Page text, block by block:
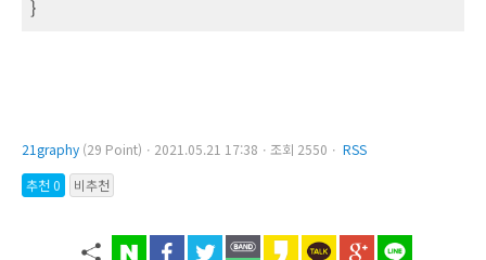
21graphy (29 Point)ㆍ2021.05.21 17:38ㆍ조회 2550ㆍ RSS
추천 0
비추천